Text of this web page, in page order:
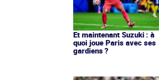
Et maintenant Suzuki : à
quoi joue Paris avec ses
gardiens ?